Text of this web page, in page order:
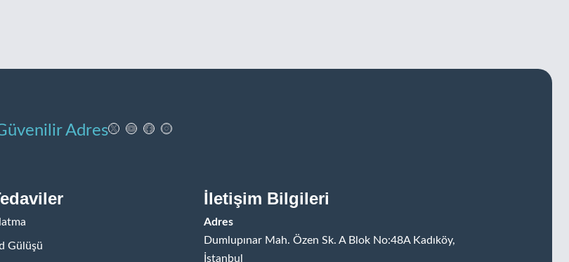
Adres
Gülüşü
İletişim Bilgileri
Adres
Dumlupınar Mah. Özen Sk. A Blok No:48A Kadıköy,
İstanbul